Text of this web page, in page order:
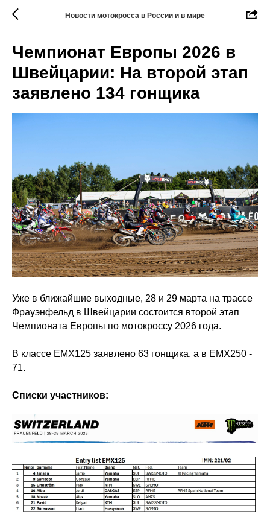
Новости мотокросса в России и в мире
Чемпионат Европы 2026 в
Швейцарии: На второй этап
заявлено 134 гонщика
Уже в ближайшие выходные, 28 и 29 марта на трассе
Фрауэнфельд в Швейцарии состоится второй этап
Чемпионата Европы по мотокроссу 2026 года.
В классе ЕМХ125 заявлено 63 гонщика, а в ЕMX250 -
71.
Списки участников: